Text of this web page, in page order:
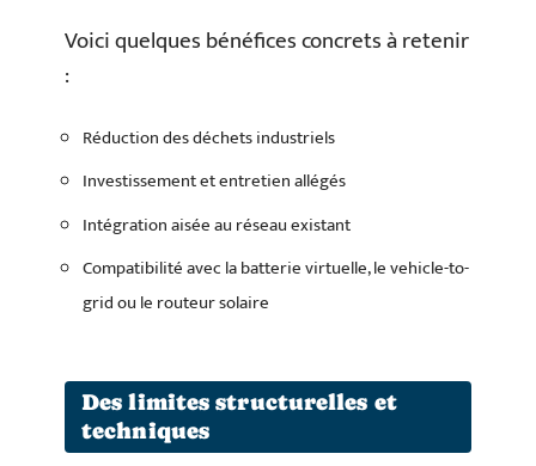
Voici quelques bénéfices concrets à retenir
:
Réduction des déchets industriels
Investissement et entretien allégés
Intégration aisée au réseau existant
Compatibilité avec la batterie virtuelle, le vehicle-to-
grid ou le routeur solaire
Des limites structurelles et
techniques